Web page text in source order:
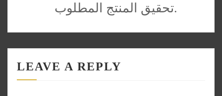
تحقيق المنتج المطلوب.
LEAVE A REPLY